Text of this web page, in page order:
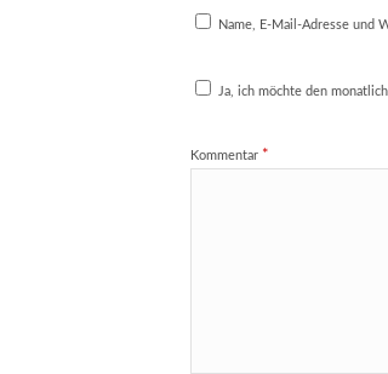
Name, E-Mail-Adresse und
Ja, ich möchte den
Kommentar *